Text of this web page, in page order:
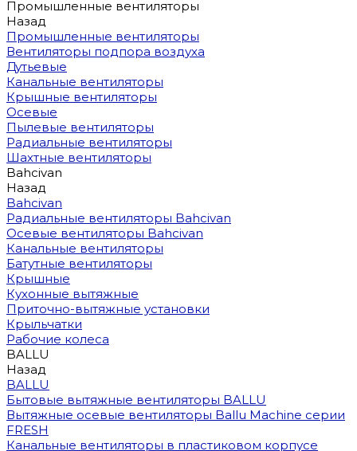
Промышленные вентиляторы
Назад
Промышленные вентиляторы
Вентиляторы подпора воздуха
Дутьевые
Канальные вентиляторы
Крышные вентиляторы
Осевые
Пылевые вентиляторы
Радиальные вентиляторы
Шахтные вентиляторы
Bahcivan
Назад
Bahcivan
Радиальные вентиляторы Bahcivan
Осевые вентиляторы Bahcivan
Канальные вентиляторы
Батутные вентиляторы
Крышные
Кухонные вытяжные
Приточно-вытяжные установки
Крыльчатки
Рабочие колеса
BALLU
Назад
BALLU
Бытовые вытяжные вентиляторы BALLU
Вытяжные осевые вентиляторы Ballu Machine серии
FRESH
Канальные вентиляторы в пластиковом корпусе